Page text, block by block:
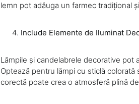
lemn pot adăuga un farmec tradițional
Include Elemente de Iluminat
Lămpile și candelabrele decorative pot
Optează pentru lămpi cu sticlă
corectă poate crea o atmosferă plină